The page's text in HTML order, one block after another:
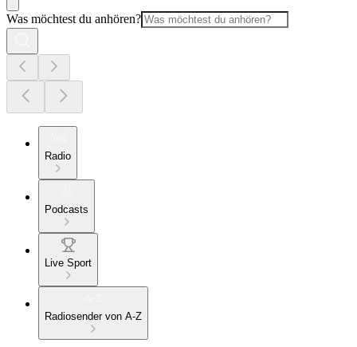
Was möchtest du anhören?
Radio
Podcasts
Live Sport
Radiosender von A-Z